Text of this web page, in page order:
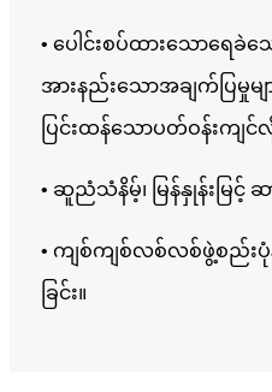
• ပေါင်းစပ်ထားသောရေ
အားနည်းသောအချက်ပြမှုမျ
ပြင်းထန်သောပတ်ဝန်းက
• ဆူညံသံနိမ့်၊ မြန်နှုန်းမြင့် ဆ
• ကျစ်ကျစ်လစ်လစ်ဖွဲ့စည်း
ခြင်း။